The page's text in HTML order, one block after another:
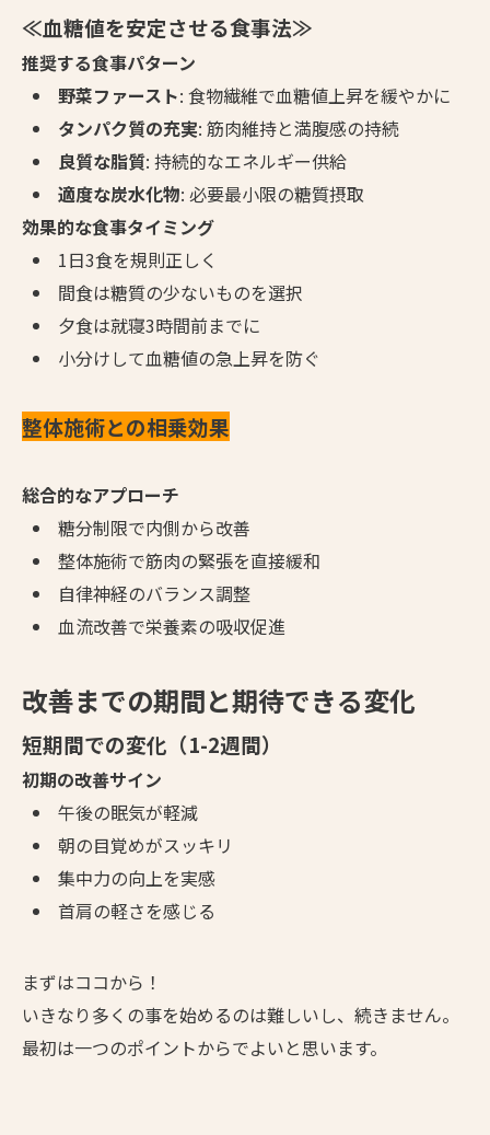
≪血糖値を安定させる食事法≫
推奨する食事パターン
野菜ファースト: 食物繊維で血糖値上昇を緩やかに
タンパク質の充実: 筋肉維持と満腹感の持続
良質な脂質: 持続的なエネルギー供給
適度な炭水化物: 必要最小限の糖質摂取
効果的な食事タイミング
1日3食を規則正しく
間食は糖質の少ないものを選択
夕食は就寝3時間前までに
小分けして血糖値の急上昇を防ぐ
整体施術との相乗効果
総合的なアプローチ
糖分制限で内側から改善
整体施術で筋肉の緊張を直接緩和
自律神経のバランス調整
血流改善で栄養素の吸収促進
改善までの期間と期待できる変化
短期間での変化（1-2週間）
初期の改善サイン
午後の眠気が軽減
朝の目覚めがスッキリ
集中力の向上を実感
首肩の軽さを感じる
まずはココから！
いきなり多くの事を始めるのは難しいし、続きません。
最初は一つのポイントからでよいと思います。